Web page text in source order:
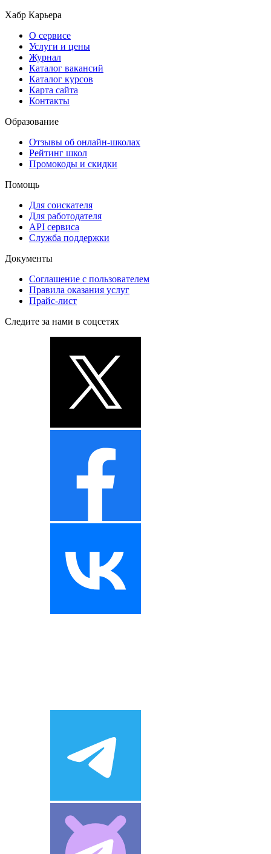
Хабр Карьера
О сервисе
Услуги и цены
Журнал
Каталог вакансий
Каталог курсов
Карта сайта
Контакты
Образование
Отзывы об онлайн-школах
Рейтинг школ
Промокоды и скидки
Помощь
Для соискателя
Для работодателя
API сервиса
Служба поддержки
Документы
Соглашение с пользователем
Правила оказания услуг
Прайс-лист
Следите за нами в соцсетях